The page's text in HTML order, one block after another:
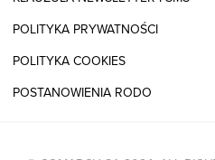
POLITYKA PRYWATNOŚCI
POLITYKA COOKIES
POSTANOWIENIA RODO